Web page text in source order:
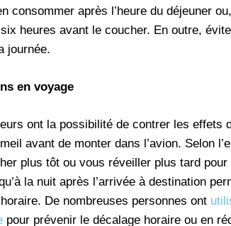
consommer après l’heure du déjeuner ou,
heures avant le coucher. En outre,
journée.
en voyage
ont la possibilité de contrer les effets
avant de monter dans l’avion. Selon
plus tôt ou vous réveiller plus tard
la nuit après l’arrivée à destination
De nombreuses personnes ont
pour prévenir le décalage horaire ou en